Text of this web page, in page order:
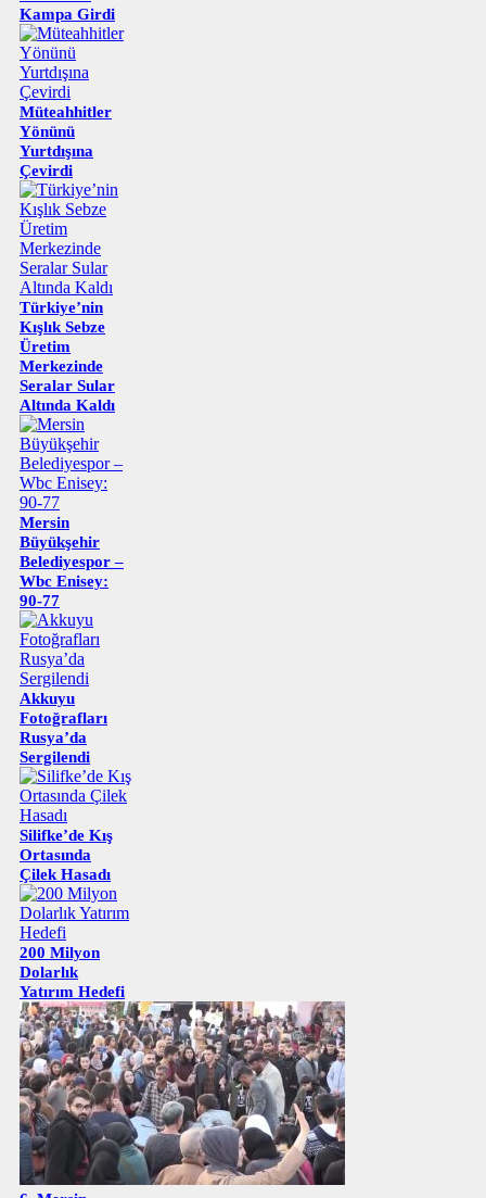
Kampa Girdi
Müteahhitler
Yönünü
Yurtdışına
Çevirdi
Türkiye’nin
Kışlık Sebze
Üretim
Merkezinde
Seralar Sular
Altında Kaldı
Mersin
Büyükşehir
Belediyespor –
Wbc Enisey:
90-77
Akkuyu
Fotoğrafları
Rusya’da
Sergilendi
Silifke’de Kış
Ortasında
Çilek Hasadı
200 Milyon
Dolarlık
Yatırım Hedefi